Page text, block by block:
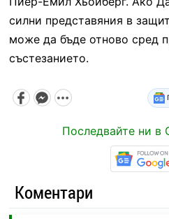
силни представяния в
може да бъде отново сред
състезанието.
Последвайте ни в
Коментари